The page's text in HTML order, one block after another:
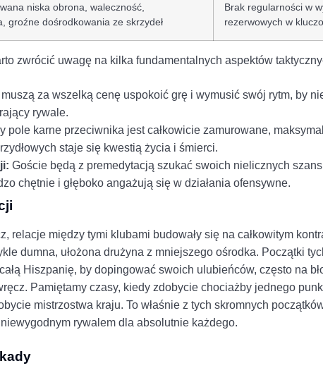
niska obrona, waleczność,
groźne dośrodkowania ze skrzydeł
Brak regularności w
rezerwowych w
zwrócić uwagę na kilka fundamentalnych aspektów
za wszelką cenę uspokoić grę i wymusić swój rytm, by
rywale.
pole karne przeciwnika jest całkowicie zamurowane,
staje się kwestią życia i śmierci.
Goście będą z premedytacją szukać swoich nielicznych
chętnie i głęboko angażują się w działania ofensywne.
relacje między tymi klubami budowały się na całkowitym
dumna, ułożona drużyna z mniejszego ośrodka. Początki
Hiszpanię, by dopingować swoich ulubieńców, często na
Pamiętamy czasy, kiedy zdobycie chociażby jednego
mistrzostwa kraju. To właśnie z tych skromnych
rywalem dla absolutnie każdego.